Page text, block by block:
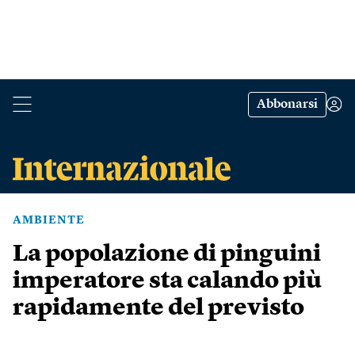
Abbonarsi
AMBIENTE
La popolazione di pinguini
imperatore sta calando più
rapidamente del previsto